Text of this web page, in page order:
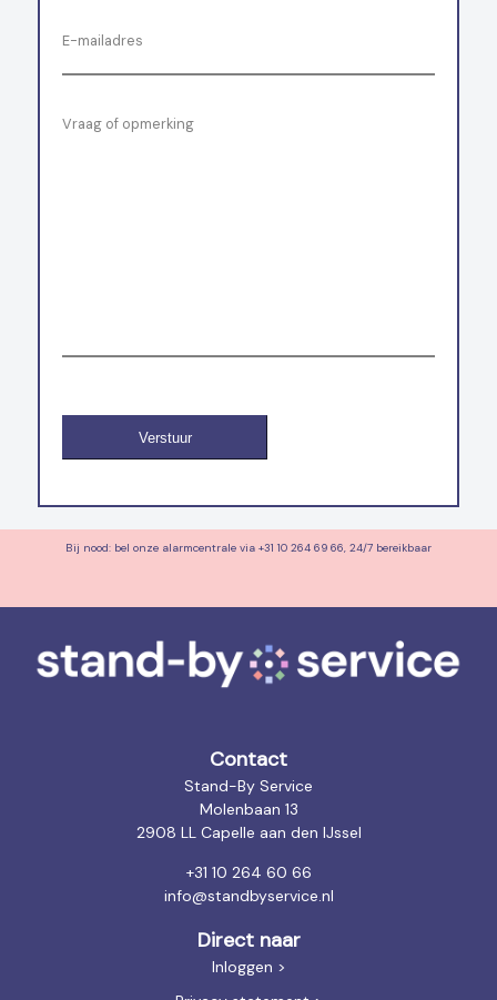
E-mailadres
Vraag of opmerking
Verstuur
Bij nood: bel onze alarmcentrale via +31 10 264 69 66, 24/7 bereikbaar
Contact
Stand-By Service
Molenbaan 13
2908 LL Capelle aan den IJssel
+31 10 264 60 66
info@standbyservice.nl
Direct naar
Inloggen >